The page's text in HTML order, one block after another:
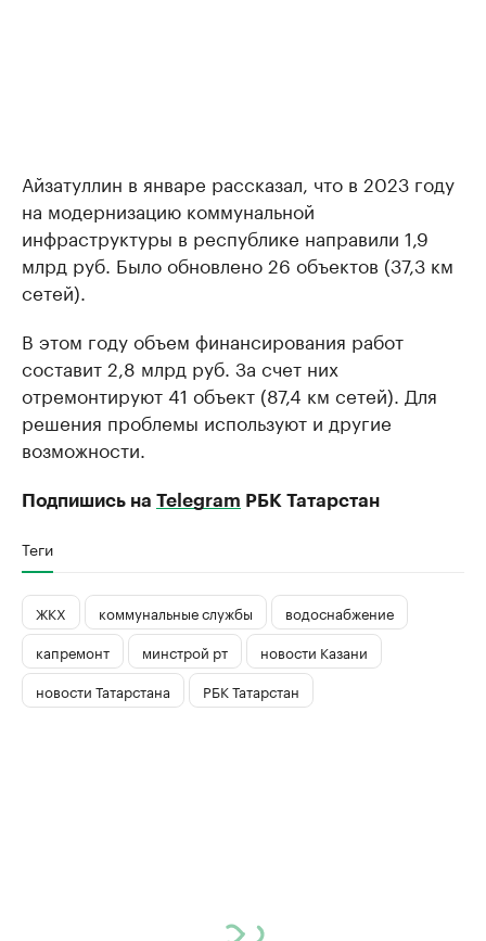
Айзатуллин в январе рассказал, что в 2023 году
на модернизацию коммунальной
инфраструктуры в республике направили 1,9
млрд руб. Было обновлено 26 объектов (37,3 км
сетей).
В этом году объем финансирования работ
составит 2,8 млрд руб. За счет них
отремонтируют 41 объект (87,4 км сетей). Для
решения проблемы используют и другие
возможности.
Подпишись на Telegram РБК Татарстан
Теги
ЖКХ коммунальные службы
водоснабжение
капремонт
минстрой рт
новости Казани
новости Татарстана
РБК Татарстан